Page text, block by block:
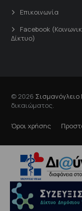
Επικοινωνία
Facebook
Δίκτυο)
© 2026
δικαιώματος.
Όροι χρήσης